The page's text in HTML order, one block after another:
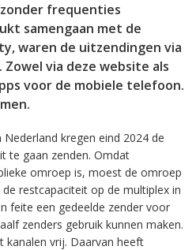
frequenties
samengaan met de
waren de uitzendingen via
via deze website als
voor de mobiele telefoon.
kregen eind 2024 de
te gaan zenden. Omdat
omroep is, moest de omroep
restcapaciteit op de multiplex in
feite een gedeelde zender voor
zenders gebruik kunnen maken.
kanalen vrij. Daarvan heeft